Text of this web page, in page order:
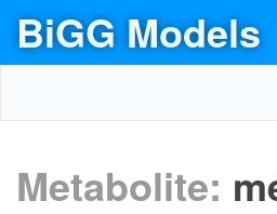
BiGG Models
Metabolite: